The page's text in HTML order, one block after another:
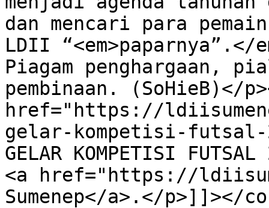
dan mencari para
LDII “<em>paparnya”.</
Piagam penghargaan,
pembinaan. (SoHieB)</
href="https://
gelar-kompetisi-futsal-
GELAR KOMPETISI
<a href="https://
Sumenep</a>.</p>]]></